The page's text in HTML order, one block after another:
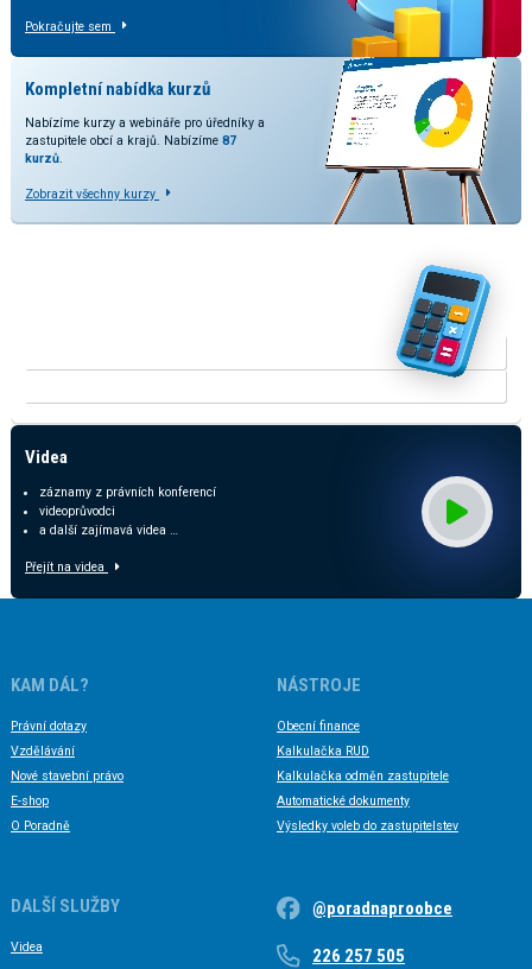
Pokračujte sem
Kompletní nabídka kurzů
Nabízíme kurzy a webináře pro úředníky a
zastupitele obcí a krajů. Nabízíme 87
kurzů.
Zobrazit všechny kurzy
Videa
záznamy z právních konferencí
videoprůvodci
a další zajímavá videa …
Přejít na videa
KAM DÁL?
Právní dotazy
Vzdělávání
Nové stavební právo
E-shop
O Poradně
NÁSTROJE
Obecní finance
Kalkulačka RUD
Kalkulačka odměn zastupitele
Automatické dokumenty
Výsledky voleb do zastupitelstev
DALŠÍ SLUŽBY
Videa
@poradnaproobce
226 257 505